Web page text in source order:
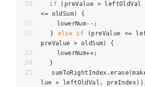
if
( preValue > leftOldVal
<= oldSum)
{
lowerNum-- ;
}
else if ( preValue <=
preValue > oldSum)
{
lowerNum++;
}
sumToRightIndex .erase(
lue + leftOldVal , preIndex